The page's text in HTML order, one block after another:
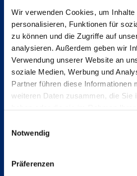
Wir verwenden Cookies, um Inhalte
personalisieren, Funktionen für
zu können und die Zugriffe auf
analysieren. Außerdem geben wir
Verwendung unserer Website an
soziale Medien, Werbung und
Partner führen diese Informationen
weiteren Daten zusammen, die Sie
Notwendig
Präferenzen
404-Fehler
Seite konnte
gefunden